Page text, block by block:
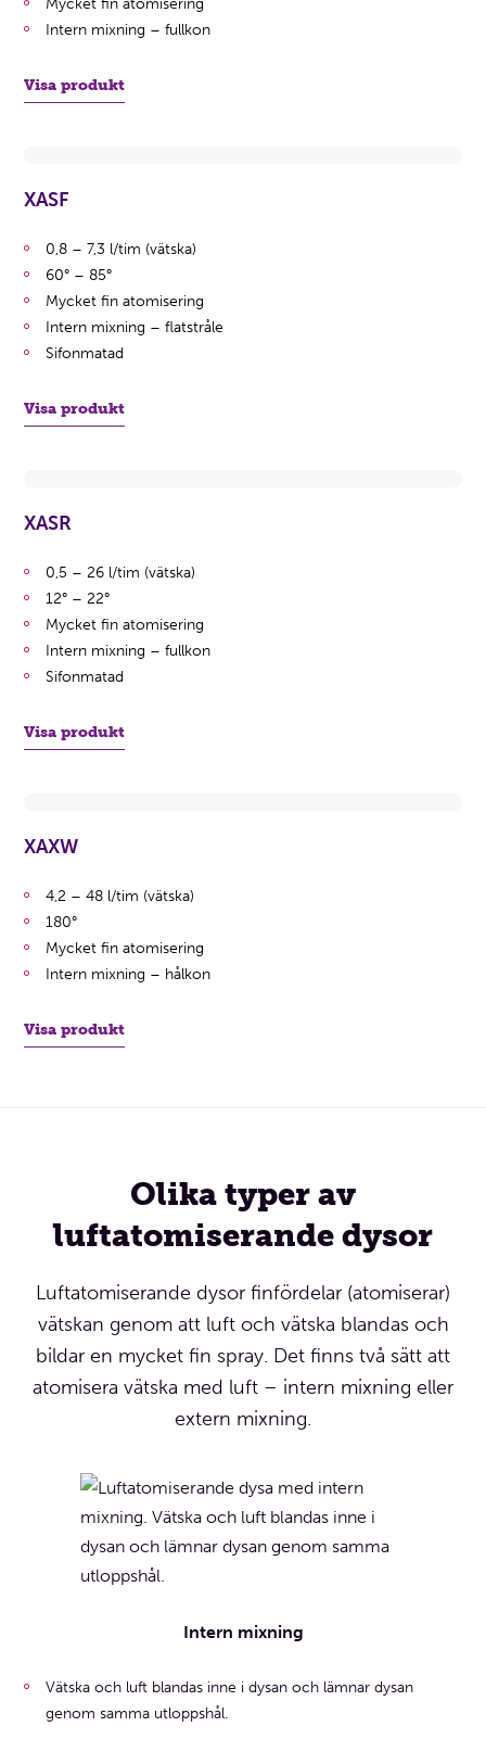
Intern mixning – fullkon
Visa produkt
XASF
0,8 – 7,3 l/tim (vätska)
60° – 85°
Mycket fin atomisering
Intern mixning – flatstråle
Sifonmatad
Visa produkt
XASR
0,5 – 26 l/tim (vätska)
12° – 22°
Mycket fin atomisering
Intern mixning – fullkon
Sifonmatad
Visa produkt
XAXW
4,2 – 48 l/tim (vätska)
180°
Mycket fin atomisering
Intern mixning – hålkon
Visa produkt
Olika typer av
luftatomiserande dysor
Luftatomiserande dysor finfördelar (atomiserar)
vätskan genom att luft och vätska blandas och
bildar en mycket fin spray. Det finns två sätt att
atomisera vätska med luft – intern mixning eller
extern mixning.
Intern mixning
Vätska och luft blandas inne i dysan och lämnar dysan
genom samma utloppshål.